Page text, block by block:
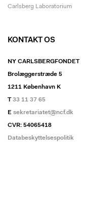
Carlsberg Laboratorium
KONTAKT OS
NY CARLSBERGFONDET
Brolæggerstræde 5
1211 København K
T33 11 37 65
E sekretariatet@ncf.dk
CVR: 54065418
Databeskyttelsespolitik